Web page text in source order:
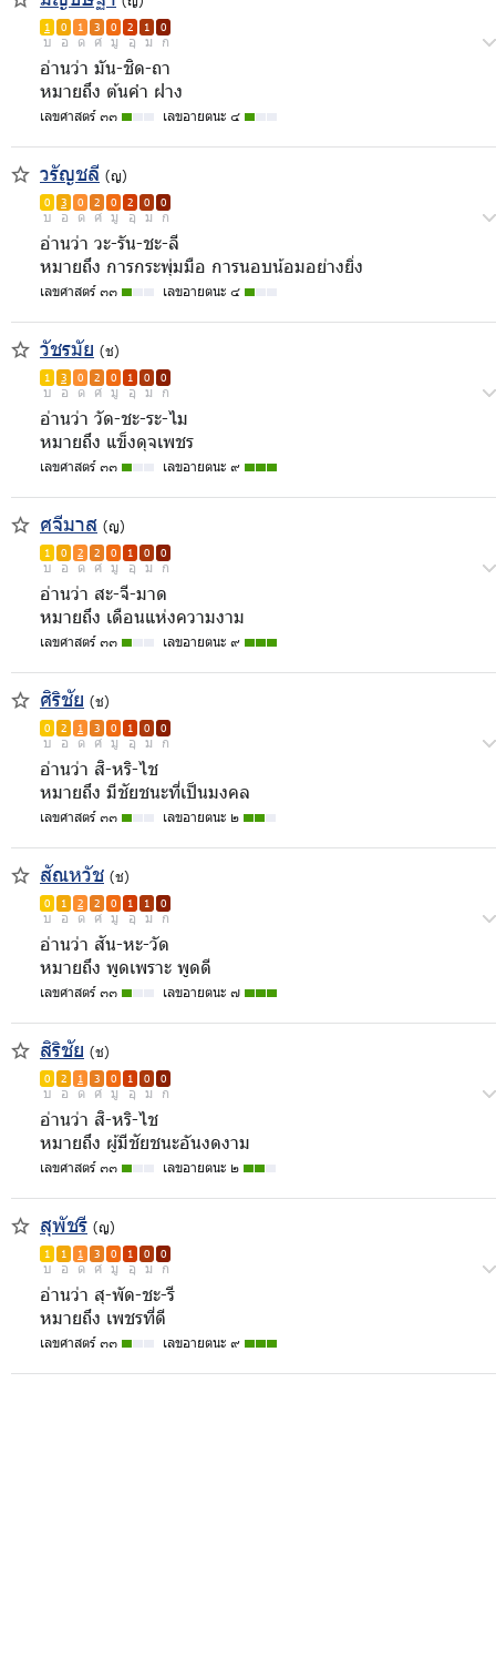
1 0 1 3 0 2 1 0
บ อ ด ศ มู อุ ม ก
อ่านว่า มัน-ชิด-ถา
หมายถึง ต้นคำ ฝาง
เลขศาสตร์ ๓๓ เลขอายตนะ ๔
วรัญชลี (ญ)
0 3 0 2 0 2 0 0
บ อ ด ศ มู อุ ม ก
อ่านว่า วะ-รัน-ชะ-ลี
หมายถึง การกระพุ่มมือ การนอบน้อมอย่างยิ่ง
เลขศาสตร์ ๓๓ เลขอายตนะ ๔
วัชรมัย (ช)
1 3 0 2 0 1 0 0
บ อ ด ศ มู อุ ม ก
อ่านว่า วัด-ชะ-ระ-ไม
หมายถึง แข็งดุจเพชร
เลขศาสตร์ ๓๓ เลขอายตนะ ๙
ศจีมาส (ญ)
1 0 2 2 0 1 0 0
บ อ ด ศ มู อุ ม ก
อ่านว่า สะ-จี-มาด
หมายถึง เดือนแห่งความงาม
เลขศาสตร์ ๓๓ เลขอายตนะ ๙
ศิริชัย (ช)
0 2 1 3 0 1 0 0
บ อ ด ศ มู อุ ม ก
อ่านว่า สิ-หริ-ไช
หมายถึง มีชัยชนะที่เป็นมงคล
เลขศาสตร์ ๓๓ เลขอายตนะ ๒
สัณหวัช (ช)
0 1 2 2 0 1 1 0
บ อ ด ศ มู อุ ม ก
อ่านว่า สัน-หะ-วัด
หมายถึง พูดเพราะ พูดดี
เลขศาสตร์ ๓๓ เลขอายตนะ ๗
สิริชัย (ช)
0 2 1 3 0 1 0 0
บ อ ด ศ มู อุ ม ก
อ่านว่า สิ-หริ-ไช
หมายถึง ผู้มีชัยชนะอันงดงาม
เลขศาสตร์ ๓๓ เลขอายตนะ ๒
สุพัชรี (ญ)
1 1 1 3 0 1 0 0
บ อ ด ศ มู อุ ม ก
อ่านว่า สุ-พัด-ชะ-รี
หมายถึง เพชรที่ดี
เลขศาสตร์ ๓๓ เลขอายตนะ ๙